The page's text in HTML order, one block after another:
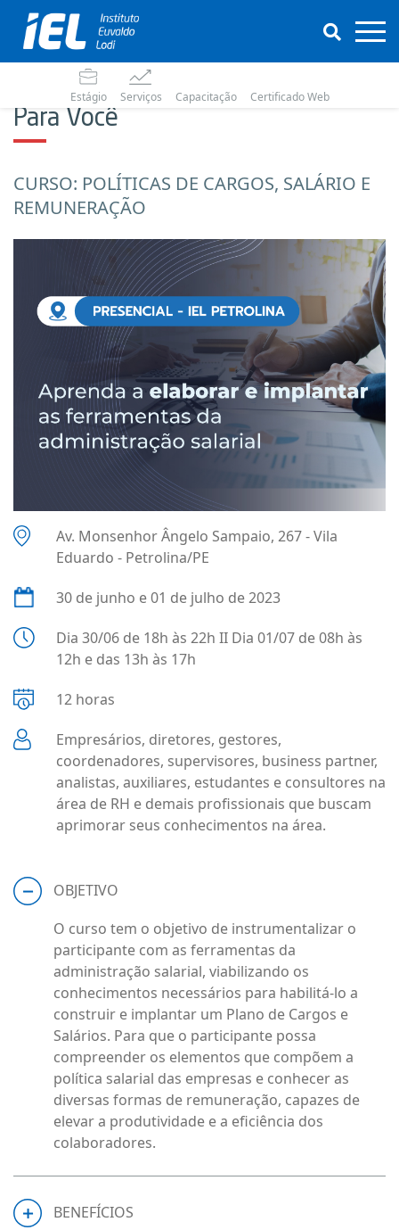
Estágio Serviços Capacitação Certificado Web
Para Você
CURSO: POLÍTICAS DE CARGOS, SALÁRIO E
REMUNERAÇÃO
Av. Monsenhor Ângelo Sampaio, 267 - Vila
Eduardo - Petrolina/PE
30 de junho e 01 de julho de 2023
Dia 30/06 de 18h às 22h II Dia 01/07 de 08h às
12h e das 13h às 17h
12 horas
Empresários, diretores, gestores,
coordenadores, supervisores, business partner,
analistas, auxiliares, estudantes e consultores na
área de RH e demais profissionais que buscam
aprimorar seus conhecimentos na área.
OBJETIVO
O curso tem o objetivo de instrumentalizar o
participante com as ferramentas da
administração salarial, viabilizando os
conhecimentos necessários para habilitá-lo a
construir e implantar um Plano de Cargos e
Salários. Para que o participante possa
compreender os elementos que compõem a
política salarial das empresas e conhecer as
diversas formas de remuneração, capazes de
elevar a produtividade e a eficiência dos
colaboradores.
BENEFÍCIOS